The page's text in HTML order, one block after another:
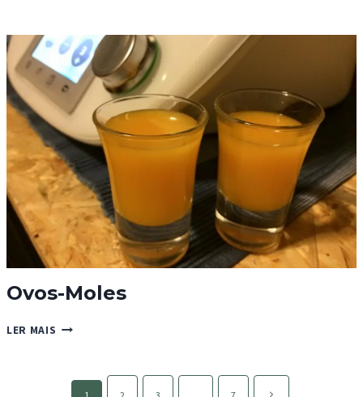
CONDENSADO
Ovos-Moles
LER MAIS OVOS-
1 2 3 … 7
Página